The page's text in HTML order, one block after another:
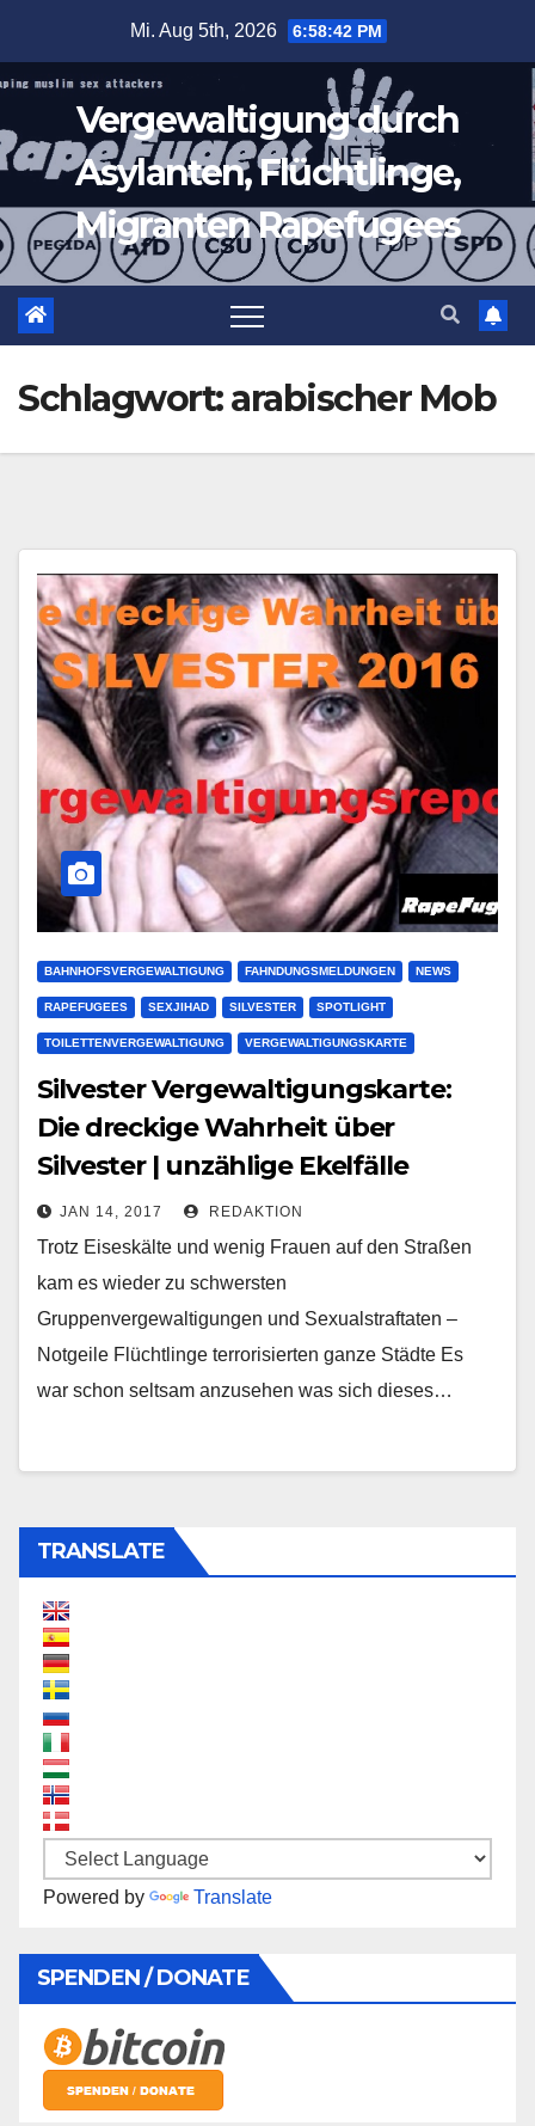
springen
Mi. Aug 5th, 2026 6:58:43 PM
Vergewaltigung durch
Asylanten, Flüchtlinge,
Migranten Rapefugees
Schlagwort:arabischer Mob
BAHNHOFSVERGEWALTIGUNG FAHNDUNGSMELDUNGEN NEWS
RAPEFUGEES SEXJIHAD SILVESTER SPOTLIGHT
TOILETTENVERGEWALTIGUNG VERGEWALTIGUNGSKARTE
Silvester Vergewaltigungskarte:
Die dreckige Wahrheit über
Silvester | unzählige Ekelfälle
JAN 14, 2017 REDAKTION
Trotz Eiseskälte und wenig Frauen auf den Straßen
kam es wieder zu schwersten
Gruppenvergewaltigungen und Sexualstraftaten –
Notgeile Flüchtlinge terrorisierten ganze Städte Es
war schon seltsam anzusehen was sich dieses…
TRANSLATE
Powered by Translate
SPENDEN / DONATE